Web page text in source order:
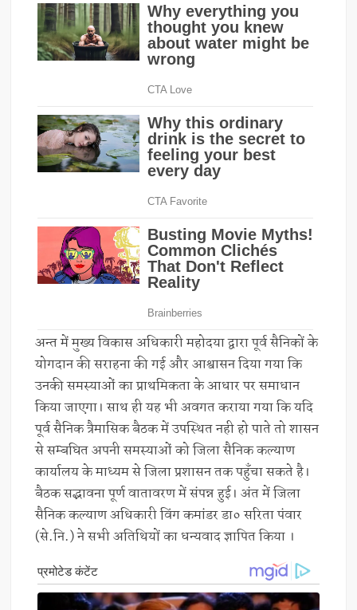
अन्त में मुख्य विकास अधिकारी महोदया द्वारा पूर्व सैनिकों के
योगदान की सराहना की गई और आश्वासन दिया गया कि
उनकी समस्याओं का प्राथमिकता के आधार पर समाधान
किया जाएगा। साथ ही यह भी अवगत कराया गया कि यदि
पूर्व सैनिक त्रैमासिक बैठक में उपस्थित नही हो पाते तो शासन
से सम्बघित अपनी समस्याओं को जिला सैनिक कल्याण
कार्यालय के माध्यम से जिला प्रशासन तक पहुँचा सकते है।
बैठक स‌द्भावना पूर्ण वातावरण में संपन्न हुई। अंत में जिला
सैनिक कल्याण अधिकारी विंग कमांडर डा० सरिता पंवार
(से.नि.) ने सभी अतिथियों का धन्यवाद ज्ञापित किया ।